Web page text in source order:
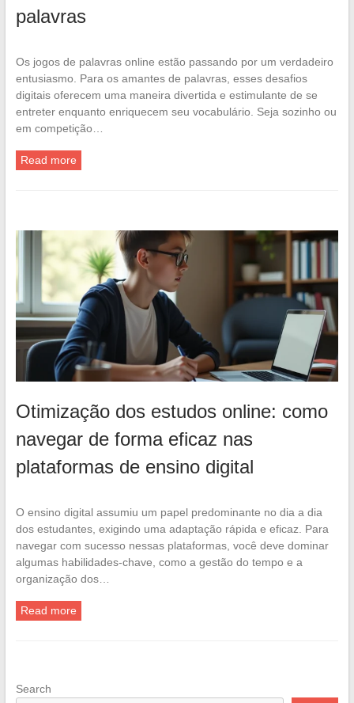
palavras
Os jogos de palavras online estão passando por um verdadeiro
entusiasmo. Para os amantes de palavras, esses desafios
digitais oferecem uma maneira divertida e estimulante de se
entreter enquanto enriquecem seu vocabulário. Seja sozinho ou
em competição…
Read more
Otimização dos estudos online: como
navegar de forma eficaz nas
plataformas de ensino digital
O ensino digital assumiu um papel predominante no dia a dia
dos estudantes, exigindo uma adaptação rápida e eficaz. Para
navegar com sucesso nessas plataformas, você deve dominar
algumas habilidades-chave, como a gestão do tempo e a
organização dos…
Read more
Search